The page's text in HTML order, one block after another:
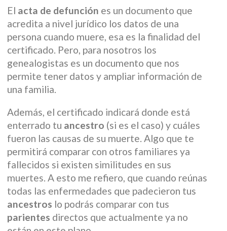
El acta de defunción es un documento que
acredita a nivel jurídico los datos de una
persona cuando muere, esa es la finalidad del
certificado. Pero, para nosotros los
genealogistas es un documento que nos
permite tener datos y ampliar información de
una familia.
Además, el certificado indicará donde está
enterrado tu ancestro (si es el caso) y cuáles
fueron las causas de su muerte. Algo que te
permitirá comparar con otros familiares ya
fallecidos si existen similitudes en sus
muertes. A esto me refiero, que cuando reúnas
todas las enfermedades que padecieron tus
ancestros lo podrás comparar con tus
parientes directos que actualmente ya no